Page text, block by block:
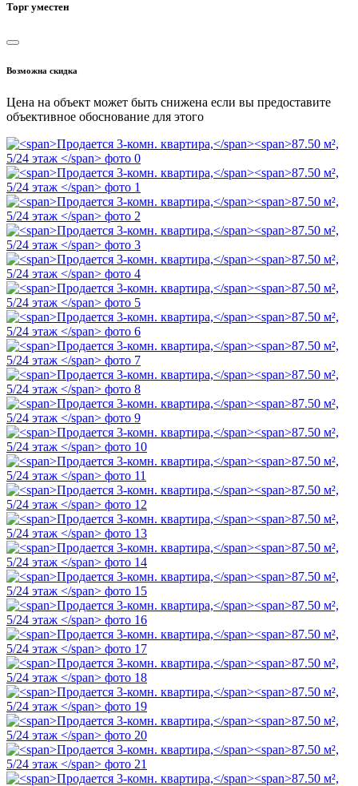
Торг уместен
Возможна скидка
Цена на объект может быть снижена если вы предоставите
объективное обоснование для этого